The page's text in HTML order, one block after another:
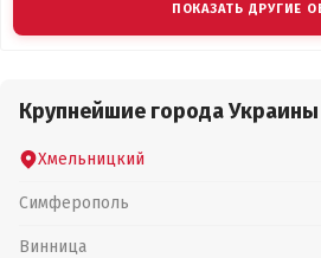
ПОКАЗАТЬ ДРУГИЕ
Крупнейшие города Украины
Хмельницкий
Симферополь
Винница